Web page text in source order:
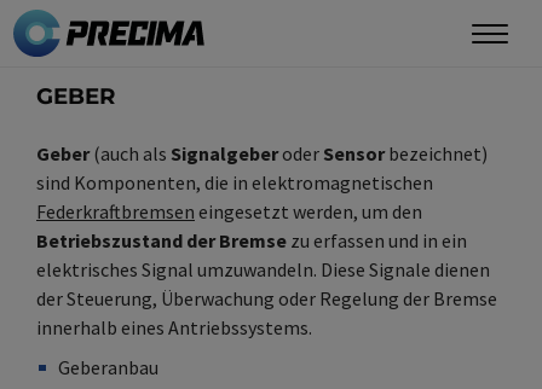
Direkt
zum
GEBER
Geber(auch als Signalgeberoder Sensorbezeichnet)
sind Komponenten, die in elektromagnetischen
Federkraftbremsen eingesetzt werden, um den
Betriebszustand der Bremse zu erfassen und in ein
elektrisches Signal umzuwandeln. Diese Signale dienen
der Steuerung, Überwachung oder Regelung der Bremse
innerhalb eines Antriebssystems.
Synonym(e)
Geberanbau